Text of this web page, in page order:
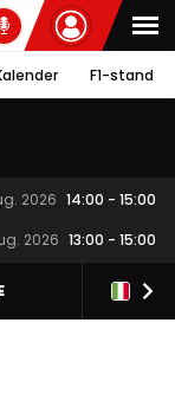
F1-stand
2026 14:00 - 15:00
2026 13:00 - 15:00